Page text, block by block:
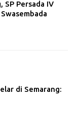
SP Persada IV
di Semarang: